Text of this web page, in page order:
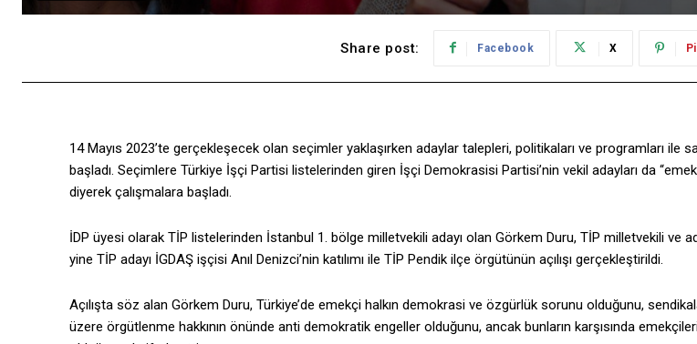
Share post: Facebook X
14 Mayıs 2023’te gerçekleşecek olan seçimler yaklaşırken adaylar talepleri, politikaları ve programları ile
başladı. Seçimlere Türkiye İşçi Partisi listelerinden giren İşçi Demokrasisi Partisi’nin vekil adayları da
diyerek çalışmalara başladı.
İDP üyesi olarak TİP listelerinden İstanbul 1. bölge milletvekili adayı olan Görkem Duru, TİP milletvekili ve
yine TİP adayı İGDAŞ işçisi Anıl Denizci’nin katılımı ile TİP Pendik ilçe örgütünün açılışı gerçekleştirildi.
Açılışta söz alan Görkem Duru, Türkiye’de emekçi halkın demokrasi ve özgürlük sorunu olduğunu,
üzere örgütlenme hakkının önünde anti demokratik engeller olduğunu, ancak bunların karşısında